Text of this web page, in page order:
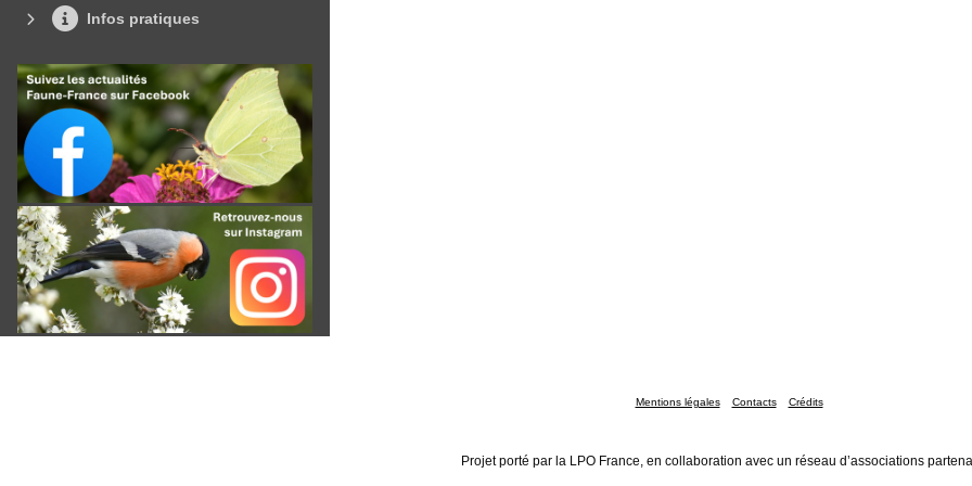
Infos pratiques
Mentions légales Contacts Crédits
Projet porté par la LPO France, en collaboration avec un réseau d’associations